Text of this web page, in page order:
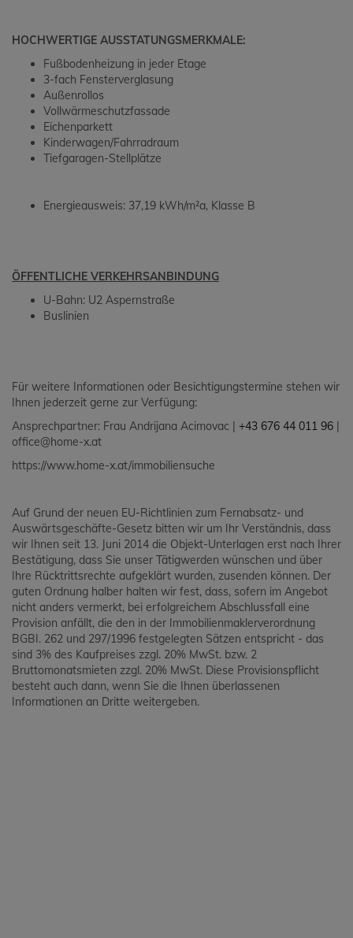
HOCHWERTIGE AUSSTATUNGSMERKMALE:
Fußbodenheizung in jeder Etage
3-fach Fensterverglasung
Außenrollos
Vollwärmeschutzfassade
Eichenparkett
Kinderwagen/Fahrradraum
Tiefgaragen-Stellplätze
Energieausweis: 37,19 kWh/m²a, Klasse B
ÖFFENTLICHE VERKEHRSANBINDUNG
U-Bahn: U2 Aspernstraße
Buslinien
Für weitere Informationen oder Besichtigungstermine stehen wir
Ihnen jederzeit gerne zur Verfügung:
Ansprechpartner: Frau Andrijana Acimovac | +43 676 44 011 96
office@home-x.at
https://www.home-x.at/immobiliensuche
Auf Grund der neuen EU-Richtlinien zum Fernabsatz- und
Auswärtsgeschäfte-Gesetz bitten wir um Ihr Verständnis, dass
wir Ihnen seit 13. Juni 2014 die Objekt-Unterlagen erst nach Ihrer
Bestätigung, dass Sie unser Tätigwerden wünschen und über
Ihre Rücktrittsrechte aufgeklärt wurden, zusenden können. Der
guten Ordnung halber halten wir fest, dass, sofern im Angebot
nicht anders vermerkt, bei erfolgreichem Abschlussfall eine
Provision anfällt, die den in der Immobilienmaklerverordnung
BGBI. 262 und 297/1996 festgelegten Sätzen entspricht - das
sind 3% des Kaufpreises zzgl. 20% MwSt. bzw. 2
Bruttomonatsmieten zzgl. 20% MwSt. Diese Provisionspflicht
besteht auch dann, wenn Sie die Ihnen überlassenen
Informationen an Dritte weitergeben.